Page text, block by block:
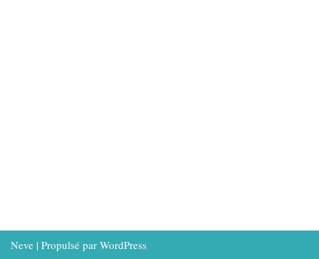
Neve | Propulsé par WordPress